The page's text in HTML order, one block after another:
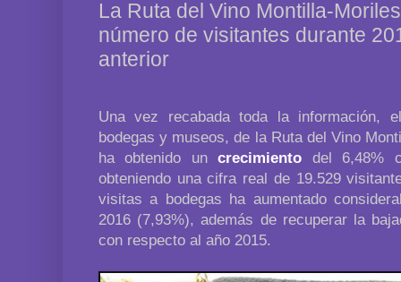
La Ruta del Vino Montilla-
número de visitantes durante
anterior
Una vez recabada toda la información,
bodegas y museos, de la Ruta del Vino
ha obtenido uncrecimiento del 6,48%
obteniendo una cifra real de 19.529
visitas a bodegas ha aumentado
2016 (7,93%), además de recuperar la
con respecto al año 2015.